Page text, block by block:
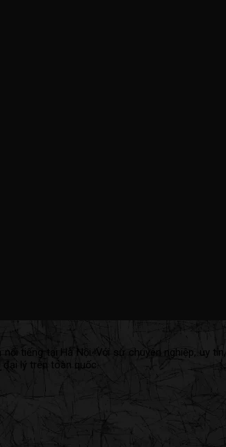
tiếng tại Hà Nội. Với sự chuyên nghiệp, uy
lý trên toàn quốc.